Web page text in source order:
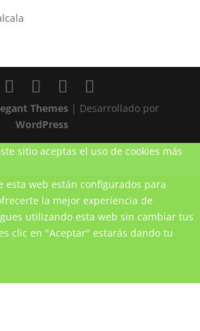
Themes| Desarrollado por
WordPress
sitio aceptas el uso de cookies más
esta web están configurados para
la mejor experiencia de
utilizando esta web sin cambiar tus
clic en "Aceptar" estarás dando tu